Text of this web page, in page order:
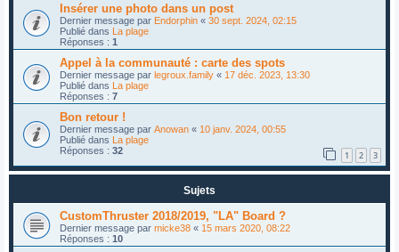
Insérer une photo dans un post
Dernier message par Endorphin « 30 sept. 2024, 02:15
Publié dans La plage
Réponses : 1
Appel à la communauté : carte des spots
Dernier message par legroux.family « 17 déc. 2023, 13:30
Publié dans La plage
Réponses : 7
Bon retour !
Dernier message par Anowan « 10 janv. 2024, 00:55
Publié dans La plage
Réponses : 32 1 2 3
Sujets
CustomThruster 2018/2019, "LA" Board ?
Dernier message par micke38 « 15 mars 2020, 08:22
Réponses : 10